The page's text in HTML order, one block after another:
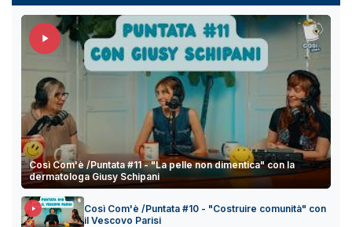
Così Com'è /Puntata #11 - "La pelle non dimentica" con la
dermatologa Giusy Schipani
Così Com'è /Puntata #10 - "Costruire comunità" con
il Vescovo Parisi